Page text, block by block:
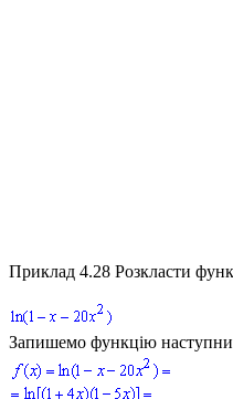
Приклад 4.28 Розкласти
Запишемо функцію